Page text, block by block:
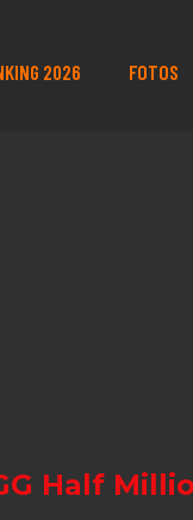
2026 FOTOS
Half